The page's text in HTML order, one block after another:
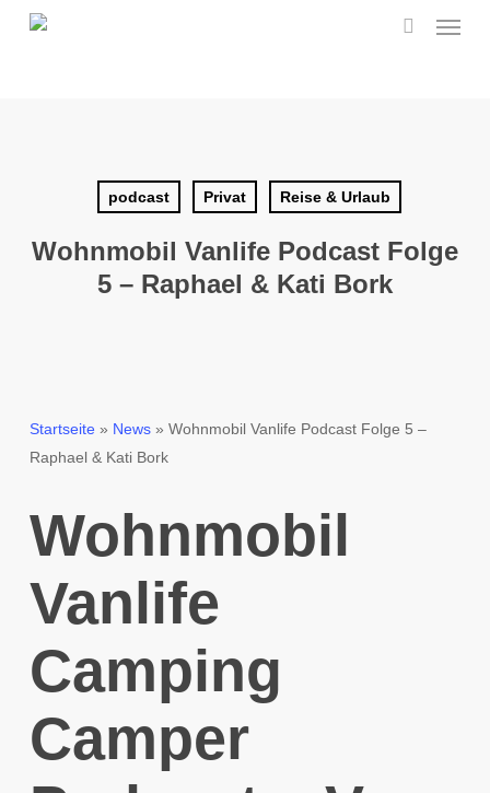
Menu
podcast Privat Reise & Urlaub
Wohnmobil Vanlife Podcast Folge
5 – Raphael & Kati Bork
Startseite» News» Wohnmobil Vanlife Podcast Folge 5 –
Raphael & Kati Bork
Wohnmobil
Vanlife
Camping
Camper